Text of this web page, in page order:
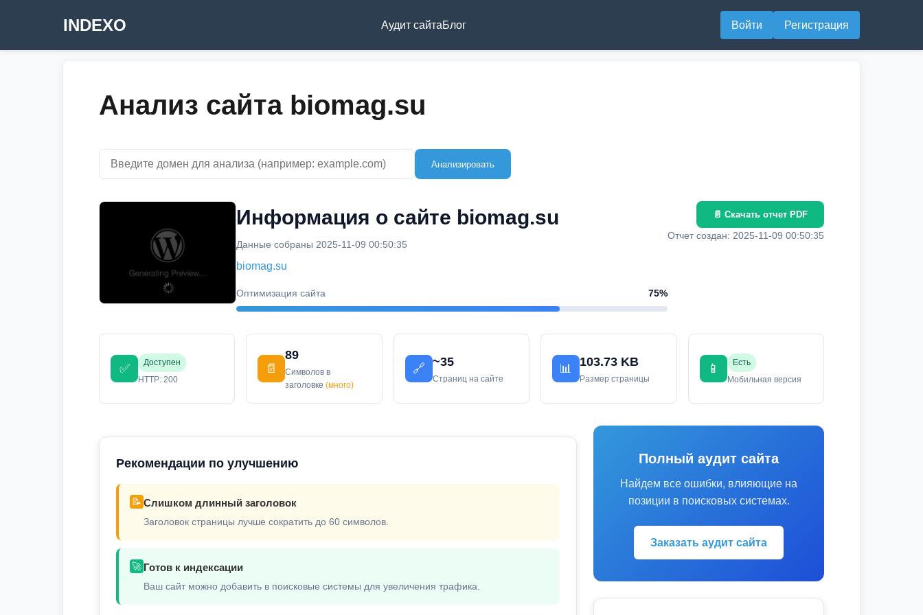
INDEXO Аудит сайтаБлог Войти Регистрация
Анализ сайта biomag.su
Анализировать
Информация о сайте biomag.su
Данные собраны 2025-11-09 00:50:35
biomag.su
Оптимизация сайта 75%
📄 Скачать отчет PDF
Отчет создан: 2025-11-09 00:50:35
✅
Доступен
HTTP: 200
📄
89
Символов в
заголовке(много)
🔗
~35
Страниц на сайте
📊
103.73 KB
Размер страницы
📱
Есть
Мобильная версия
Рекомендации по улучшению
📝 Слишком длинный заголовок
Заголовок страницы лучше сократить до 60 символов.
🚀 Готов к индексации
Ваш сайт можно добавить в поисковые системы для увеличения трафика.
Полный аудит сайта
Найдем все ошибки, влияющие на
позиции в поисковых системах.
Заказать аудит сайта